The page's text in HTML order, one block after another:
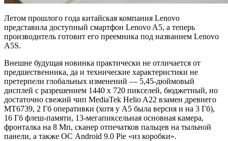
Летом прошлого года китайская компания Lenovo
представила доступный смартфон Lenovo A5, а теперь
производитель готовит его преемника под названием Lenovo
A5S.
Внешне будущая новинка практически не отличается от
предшественника, да и технические характеристики не
претерпели глобальных изменений — 5,45-дюймовый
дисплей с разрешением 1440 х 720 пикселей, бюджетный, но
достаточно свежий чип MediaTek Helio A22 взамен древнего
MT6739, 2 Гб оперативки (хотя у A5 была версия и на 3 Гб),
16 Гб флеш-памяти, 13-мегапиксельная основная камера,
фронталка на 8 Мп, сканер отпечатков пальцев на тыльной
панели, а также ОС Android 9.0 Pie «из коробки».